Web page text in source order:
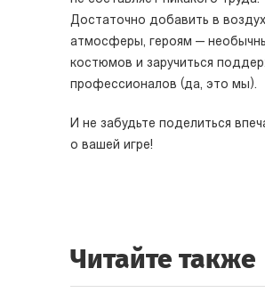
Достаточно добавить в воздух
атмосферы, героям —
костюмов и заручиться
профессионалов (да, это мы).
И не забудьте поделиться
о вашей игре!
Читайте также